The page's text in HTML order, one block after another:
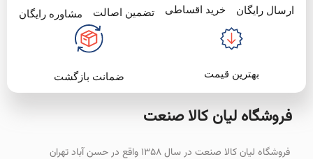
ارسال رایگان خرید اقساطی تضمین اصالت مشاوره رایگان
بهترین قیمت ضمانت بازگشت
فروشگاه لیان‌ کالا صنعت
فروشگاه لیان کالا صنعت در سال ۱۳۵۸ واقع در حسن آباد تهران